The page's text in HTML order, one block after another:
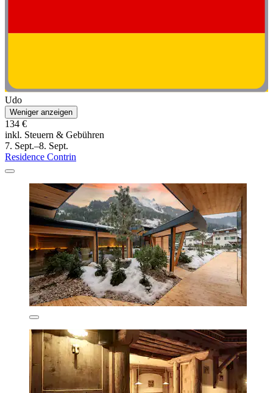
Udo
Weniger anzeigen
134 €
inkl. Steuern & Gebühren
7. Sept.–8. Sept.
Residence Contrin